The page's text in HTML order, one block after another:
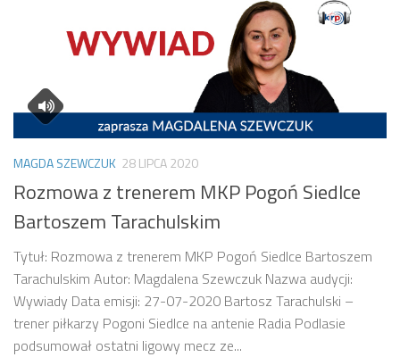
MAGDA SZEWCZUK 28 LIPCA 2020
Rozmowa z trenerem MKP Pogoń Siedlce
Bartoszem Tarachulskim
Tytuł: Rozmowa z trenerem MKP Pogoń Siedlce Bartoszem
Tarachulskim Autor: Magdalena Szewczuk Nazwa audycji:
Wywiady Data emisji: 27-07-2020 Bartosz Tarachulski –
trener piłkarzy Pogoni Siedlce na antenie Radia Podlasie
podsumował ostatni ligowy mecz ze...